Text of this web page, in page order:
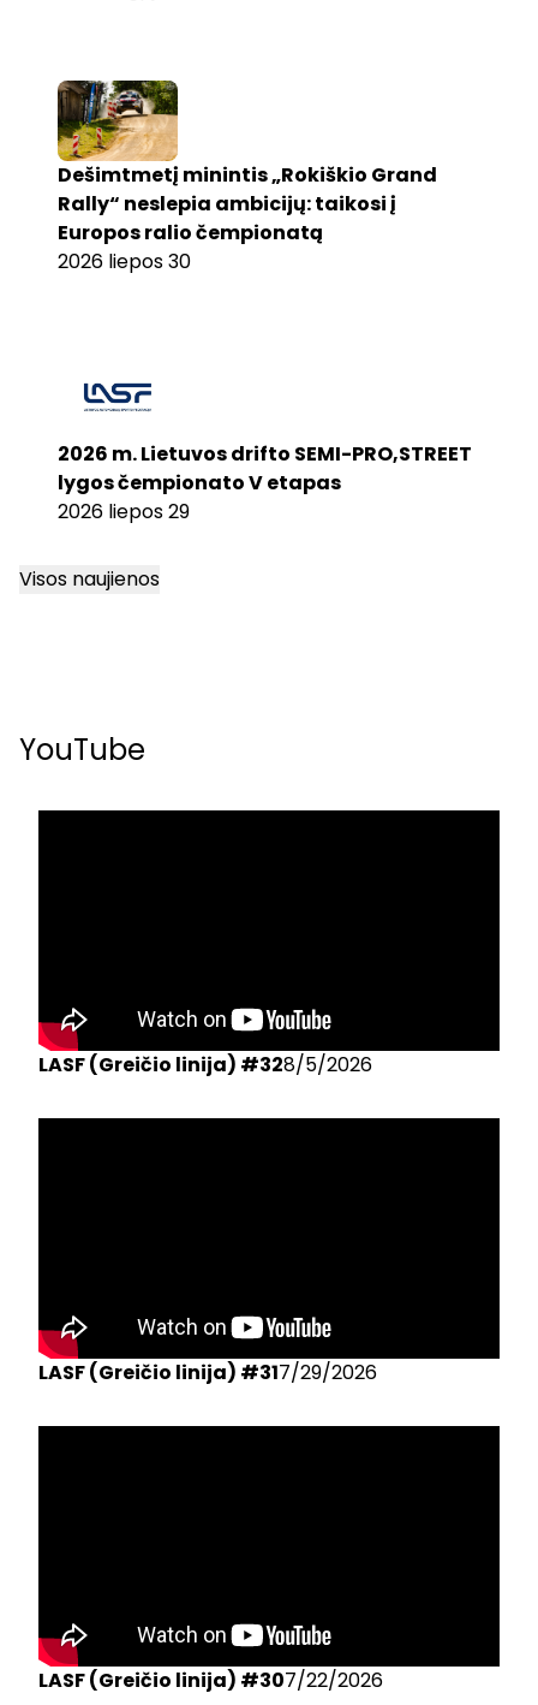
Dešimtmetį minintis „Rokiškio Grand
Rally“ neslepia ambicijų: taikosi į
Europos ralio čempionatą
2026 liepos 30
2026 m. Lietuvos drifto SEMI-PRO,STREET
lygos čempionato V etapas
2026 liepos 29
Visos naujienos
YouTube
LASF (Greičio linija) #328/5/2026
LASF (Greičio linija) #317/29/2026
LASF (Greičio linija) #307/22/2026